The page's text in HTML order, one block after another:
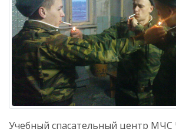
Учебный спасательный центр МЧС